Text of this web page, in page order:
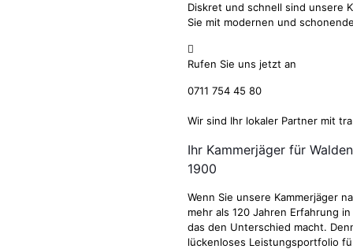
Diskret und schnell sind unsere
Sie mit modernen und
Rufen Sie uns jetzt an
0711 754 45 80
Wir sind Ihr lokaler Partner mit
Ihr Kammerjäger für
1900
Wenn Sie unsere Kammerjäger
mehr als 120 Jahren Erfahrung
das den Unterschied macht.
lückenloses Leistungsportfolio